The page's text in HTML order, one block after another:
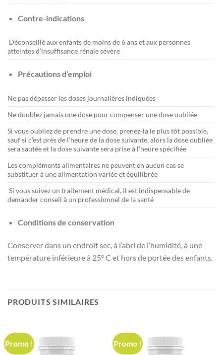
Contre-indications
Déconseillé aux enfants de moins de 6 ans et aux personnes
atteintes d’insuffisance rénale sévère
Précautions d’emploi
Ne pas dépasser les doses journalières indiquées
Ne doublez jamais une dose pour compenser une dose oubliée
Si vous oubliez de prendre une dose, prenez-la le plus tôt possible,
sauf si c’est près de l’heure de la dose suivante, alors la dose oubliée
sera sautée et la dose suivante sera prise à l’heure spécifiée
Les compléments alimentaires ne peuvent en aucun cas se
substituer à une alimentation variée et équilibrée
Si vous suivez un traitement médical, il est indispensable de
demander conseil à un professionnel de la santé
Conditions de conservation
Conserver dans un endroit sec, à l’abri de l’humidité, à une
température inférieure à 25° C et hors de portée des enfants.
PRODUITS SIMILAIRES
Promo ! Promo !